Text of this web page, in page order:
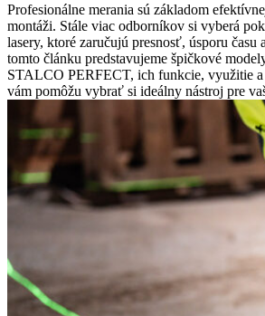
Profesionálne merania sú základom
montáži. Stále viac odborníkov si vyberá
lasery, ktoré zaručujú presnosť, úsporu
tomto článku predstavujeme špičkové
STALCO PERFECT, ich funkcie, využitie
vám pomôžu vybrať si ideálny nástroj pre